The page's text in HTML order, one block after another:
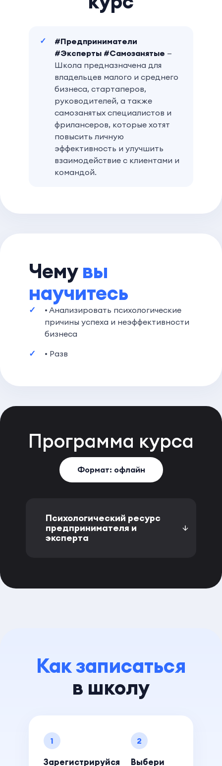
#Предприниматели
#Эксперты #Самозанятые —
Школа предназначена для
владельцев малого и среднего
бизнеса, стартаперов,
руководителей, а также
самозанятых специалистов и
фрилансеров, которые хотят
повысить личную
эффективность и улучшить
взаимодействие с клиентами и
командой.
Чемувы
научитесь
• Анализировать психологические
причины успеха и неэффективности
бизнеса
• Разв
Программа курса
Формат: офлайн
Психологический ресурс
предпринимателя и
эксперта
Как записаться
в школу
1
Зарегистрируйся
2
Выбери